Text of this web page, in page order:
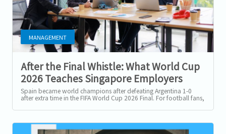
MANAGEMENT
After the Final Whistle: What World Cup
2026 Teaches Singapore Employers
About Building Team Culture
Spain became world champions after defeating Argentina 1-0
after extra time in the FIFA World Cup 2026 Final. For football fans,